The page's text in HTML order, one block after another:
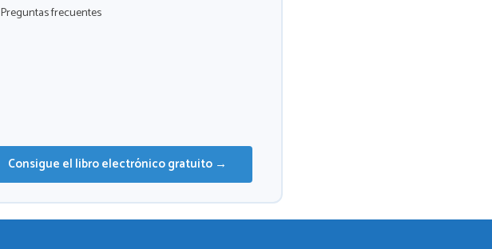
Preguntas frecuentes
Consigue el libro electrónico gratuito →